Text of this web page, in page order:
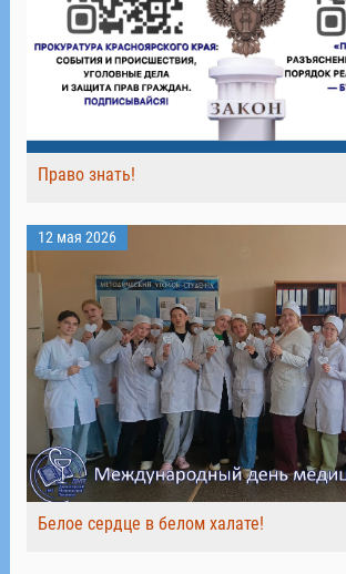
Право знать!
12 мая 2026
Белое сердце в белом халате!